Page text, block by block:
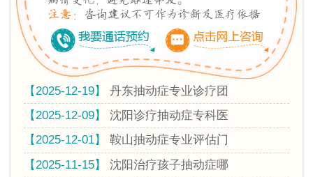
【2025-12-19】
丹东抽动症专业诊疗团
【2025-12-09】
沈阳诊疗抽动症专科医
【2025-12-01】
鞍山抽动症专业评估门
【2025-11-15】
沈阳治疗孩子抽动症哪